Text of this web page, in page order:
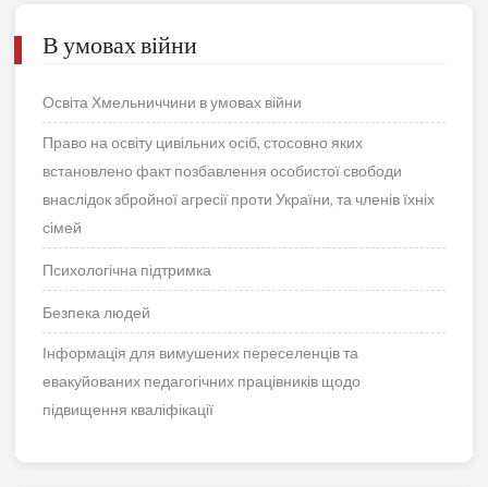
В умовах війни
Освіта Хмельниччини в умовах війни
Право на освіту цивільних осіб, стосовно яких
встановлено факт позбавлення особистої свободи
внаслідок збройної агресії проти України, та членів їхніх
сімей
Психологічна підтримка
Безпека людей
Інформація для вимушених переселенців та
евакуйованих педагогічних працівників щодо
підвищення кваліфікації